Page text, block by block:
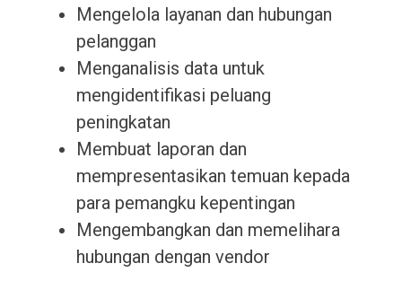
Mengelola layanan dan hubungan
pelanggan
Menganalisis data untuk
mengidentifikasi peluang
peningkatan
Membuat laporan dan
mempresentasikan temuan kepada
para pemangku kepentingan
Mengembangkan dan memelihara
hubungan dengan vendor